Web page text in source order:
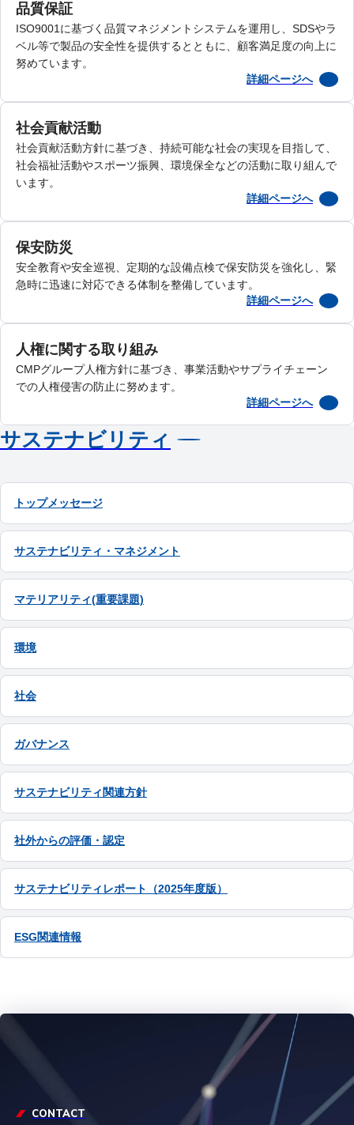
品質保証
ISO9001に基づく品質マネジメントシステムを運用し、SDSやラ
ベル等で製品の安全性を提供するとともに、顧客満足度の向上に
努めています。
詳細ページへ
社会貢献活動
社会貢献活動方針に基づき、持続可能な社会の実現を目指して、
社会福祉活動やスポーツ振興、環境保全などの活動に取り組んで
います。
詳細ページへ
保安防災
安全教育や安全巡視、定期的な設備点検で保安防災を強化し、緊
急時に迅速に対応できる体制を整備しています。
詳細ページへ
人権に関する取り組み
CMPグループ人権方針に基づき、事業活動やサプライチェーン
での人権侵害の防止に努めます。
詳細ページへ
サステナビリティ
トップメッセージ
サステナビリティ・マネジメント
マテリアリティ(重要課題)
環境
社会
ガバナンス
サステナビリティ関連方針
社外からの評価・認定
サステナビリティレポート（2025年度版）
ESG関連情報
CONTACT